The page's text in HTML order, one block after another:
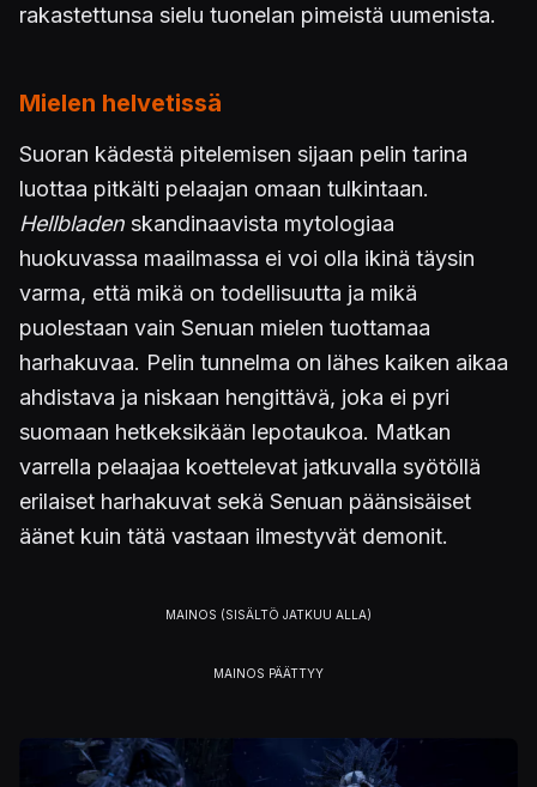
rakastettunsa sielu tuonelan pimeistä uumenista.
Mielen helvetissä
Suoran kädestä pitelemisen sijaan pelin tarina
luottaa pitkälti pelaajan omaan tulkintaan.
Hellbladen skandinaavista mytologiaa
huokuvassa maailmassa ei voi olla ikinä täysin
varma, että mikä on todellisuutta ja mikä
puolestaan vain Senuan mielen tuottamaa
harhakuvaa. Pelin tunnelma on lähes kaiken aikaa
ahdistava ja niskaan hengittävä, joka ei pyri
suomaan hetkeksikään lepotaukoa. Matkan
varrella pelaajaa koettelevat jatkuvalla syötöllä
erilaiset harhakuvat sekä Senuan päänsisäiset
äänet kuin tätä vastaan ilmestyvät demonit.